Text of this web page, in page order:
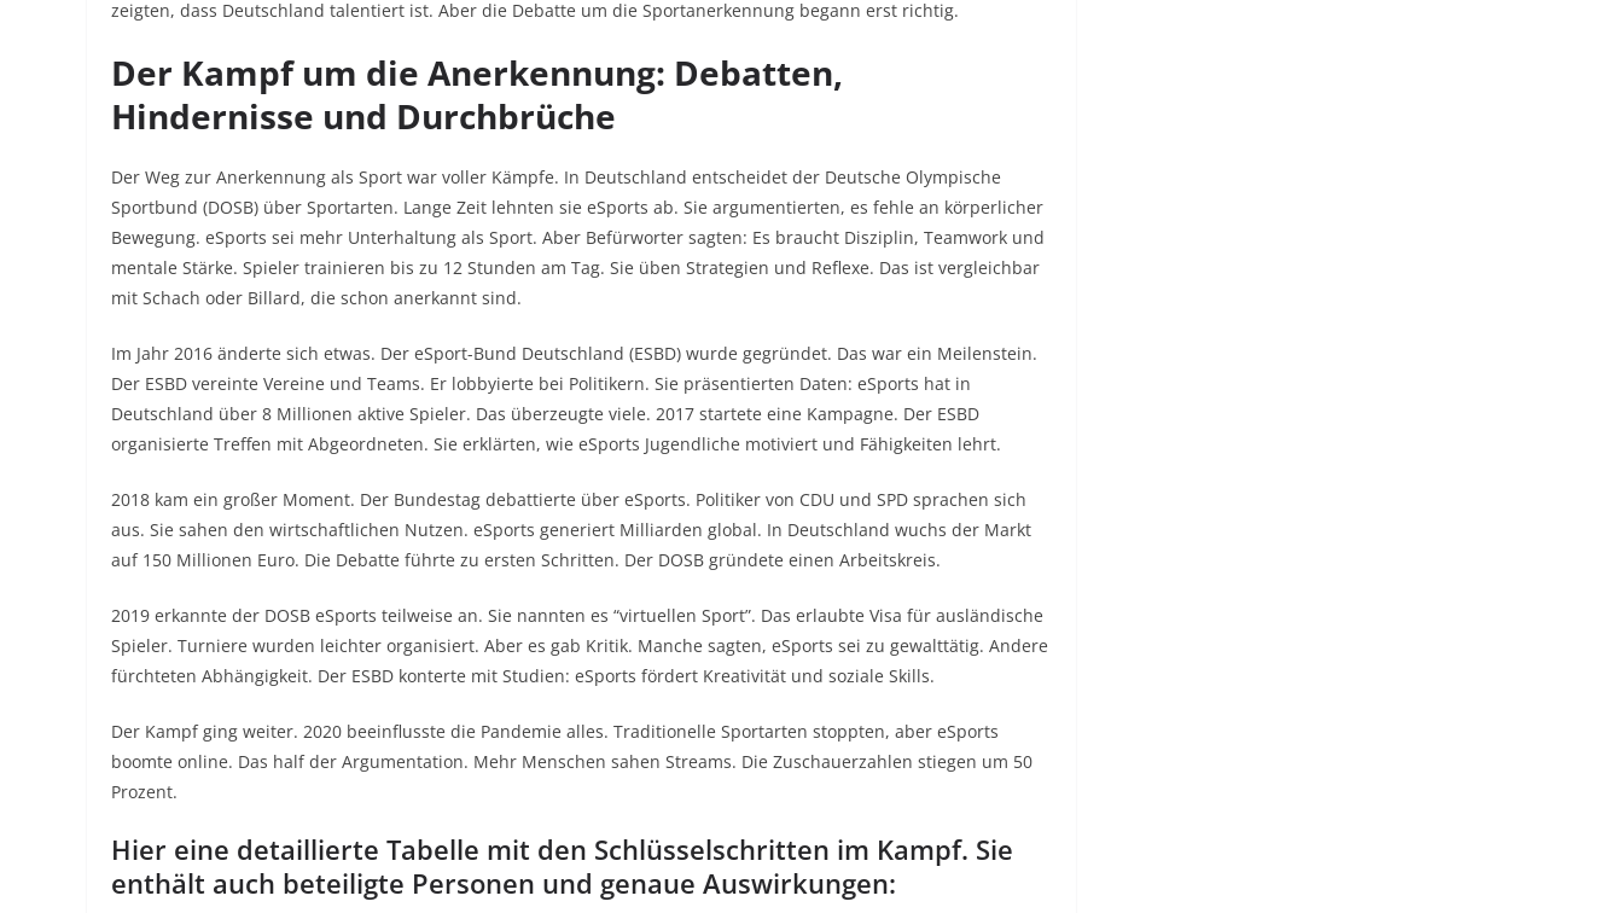
zeigten, dass Deutschland talentiert ist. Aber die Debatte um die Sportanerkennung begann erst richtig.
Der Kampf um die Anerkennung: Debatten,
Hindernisse und Durchbrüche
Der Weg zur Anerkennung als Sport war voller Kämpfe. In Deutschland entscheidet der Deutsche Olympische
Sportbund (DOSB) über Sportarten. Lange Zeit lehnten sie eSports ab. Sie argumentierten, es fehle an körperlicher
Bewegung. eSports sei mehr Unterhaltung als Sport. Aber Befürworter sagten: Es braucht Disziplin, Teamwork und
mentale Stärke. Spieler trainieren bis zu 12 Stunden am Tag. Sie üben Strategien und Reflexe. Das ist vergleichbar
mit Schach oder Billard, die schon anerkannt sind.
Im Jahr 2016 änderte sich etwas. Der eSport-Bund Deutschland (ESBD) wurde gegründet. Das war ein Meilenstein.
Der ESBD vereinte Vereine und Teams. Er lobbyierte bei Politikern. Sie präsentierten Daten: eSports hat in
Deutschland über 8 Millionen aktive Spieler. Das überzeugte viele. 2017 startete eine Kampagne. Der ESBD
organisierte Treffen mit Abgeordneten. Sie erklärten, wie eSports Jugendliche motiviert und Fähigkeiten lehrt.
2018 kam ein großer Moment. Der Bundestag debattierte über eSports. Politiker von CDU und SPD sprachen sich
aus. Sie sahen den wirtschaftlichen Nutzen. eSports generiert Milliarden global. In Deutschland wuchs der Markt
auf 150 Millionen Euro. Die Debatte führte zu ersten Schritten. Der DOSB gründete einen Arbeitskreis.
2019 erkannte der DOSB eSports teilweise an. Sie nannten es “virtuellen Sport”. Das erlaubte Visa für ausländische
Spieler. Turniere wurden leichter organisiert. Aber es gab Kritik. Manche sagten, eSports sei zu gewalttätig. Andere
fürchteten Abhängigkeit. Der ESBD konterte mit Studien: eSports fördert Kreativität und soziale Skills.
Der Kampf ging weiter. 2020 beeinflusste die Pandemie alles. Traditionelle Sportarten stoppten, aber eSports
boomte online. Das half der Argumentation. Mehr Menschen sahen Streams. Die Zuschauerzahlen stiegen um 50
Prozent.
Hier eine detaillierte Tabelle mit den Schlüsselschritten im Kampf. Sie
enthält auch beteiligte Personen und genaue Auswirkungen: